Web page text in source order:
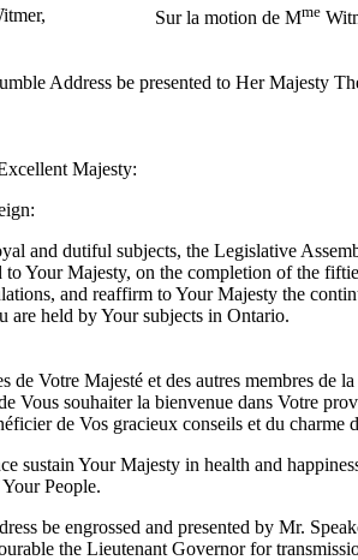
Sur la motion de Mme
Address be presented to Her Majesty
Majesty:
and dutiful subjects, the Legislative
to Your Majesty, on the completion of the
and reaffirm to Your Majesty the
are held by Your subjects in Ontario.
de Votre Majesté et des autres membres de
Vous souhaiter la bienvenue dans Votre
de Vos gracieux conseils et du charme
sustain Your Majesty in health and
People.
be engrossed and presented by Mr.
the Lieutenant Governor for